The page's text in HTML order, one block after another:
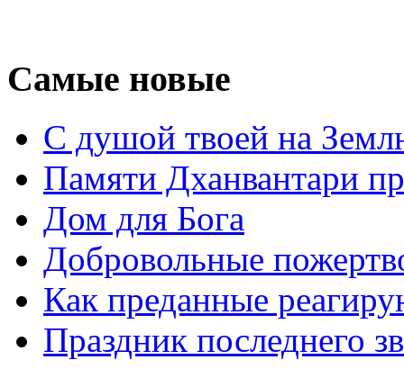
Самые новые
С душой твоей на
Памяти Дханвантари
Дом для Бога
Добровольные
Как преданные
Праздник последнего